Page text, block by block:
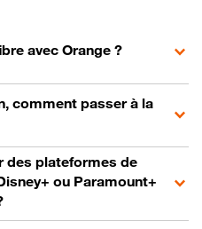
avec Orange ?
comment passer à la
des plateformes de
ou Paramount+